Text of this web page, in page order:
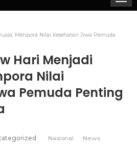
Menpora Nilai Kesehatan Jiwa Pemuda
Hari Menjadi
Nilai
Pemuda Penting
Nasional News